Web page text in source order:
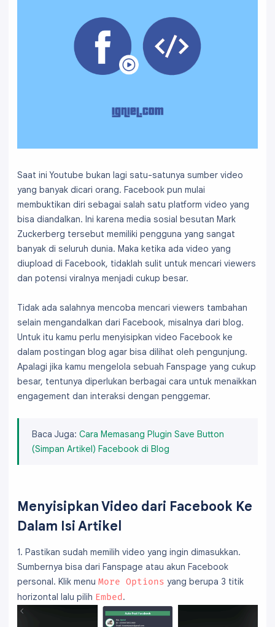
Saat ini Youtube bukan lagi satu-satunya sumber video
yang banyak dicari orang. Facebook pun mulai
membuktikan diri sebagai salah satu platform video yang
bisa diandalkan. Ini karena media sosial besutan Mark
Zuckerberg tersebut memiliki pengguna yang sangat
banyak di seluruh dunia. Maka ketika ada video yang
diupload di Facebook, tidaklah sulit untuk mencari viewers
dan potensi viralnya menjadi cukup besar.
Tidak ada salahnya mencoba mencari viewers tambahan
selain mengandalkan dari Facebook, misalnya dari blog.
Untuk itu kamu perlu menyisipkan video Facebook ke
dalam postingan blog agar bisa dilihat oleh pengunjung.
Apalagi jika kamu mengelola sebuah Fanspage yang cukup
besar, tentunya diperlukan berbagai cara untuk menaikkan
engagement dan interaksi dengan penggemar.
Baca Juga: Cara Memasang Plugin Save Button
(Simpan Artikel) Facebook di Blog
Menyisipkan Video dari Facebook Ke
Dalam Isi Artikel
1. Pastikan sudah memilih video yang ingin dimasukkan.
Sumbernya bisa dari Fanspage atau akun Facebook
personal. Klik menu More Options yang berupa 3 titik
horizontal lalu pilih Embed.